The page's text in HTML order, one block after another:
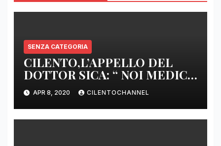
SENZA CATEGORIA
CILENTO,L’APPELLO DEL
DOTTOR SICA: “ NOI MEDICI
DI BASE SIAMO SENZA ARMI
E SENZA PRESIDI”
APR 8, 2020 CILENTOCHANNEL